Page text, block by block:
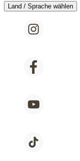
Land / Sprache wählen